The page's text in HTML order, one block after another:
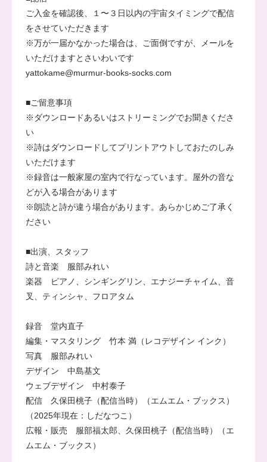
ご入金を確認後、１〜３日以内の宇宙タイミングで配信
をさせていただきます
※万が一届かなかった場合は、ご面倒ですが、メールを
いただけますとさいわいです
yattokame@murmur-books-socks.com
■ご留意事項
※ダウンロードあるいはストリーミングでお聞きくださ
い
※詩はダウンロードしてプリントアウトしておたのしみ
いただけます
※録音は一般家屋の室内で行なっています。屋外の音な
どが入る場合があります
※朗読と詩が違う場合があります。あらかじめご了承く
ださい
■出演、スタッフ
詩と音楽 服部みれい
楽器 ピアノ、シンギングリン、エナジーチャイム、音
叉、ティンシャ、フロアタム
録音 堂内直子
編集・マスタリング 竹本 満（レコデザイン インク）
写真 服部みれい
デザイン 中島基文
ウェブデザイン 中村泰子
配信 久保田桃子（配信当時）（エムエム・ブックス）
（2025年現在：しだなつこ）
広報・販売 服部福太郎、久保田桃子（配信当時）（エ
ムエム・ブックス）